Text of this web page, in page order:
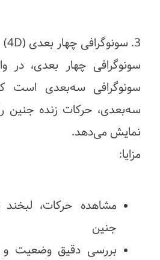
3. سونوگرافی چهار بعدی (4D)
سونوگرافی چهار بعدی، در
سونوگرافی سه‌بعدی است
سه‌بعدی، حرکات زنده جنین
نمایش می‌دهد.
مزایا:
مشاهده حرکات،
جنین
بررسی دقیق وضعیت